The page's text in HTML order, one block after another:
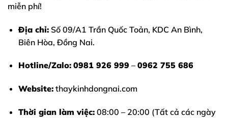
miễn phí!
Địa chỉ:Số 09/A1 Trần Quốc Toản, KDC An Bình,
Biên Hòa, Đồng Nai.
Hotline/Zalo: 0981 926 999 – 0962 755 686
Website: thaykinhdongnai.com
Thời gian làm việc:08:00 – 20:00 (Tất cả các ngày